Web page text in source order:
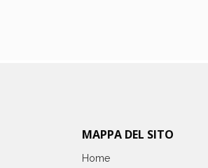
MAPPA DEL SITO
Home